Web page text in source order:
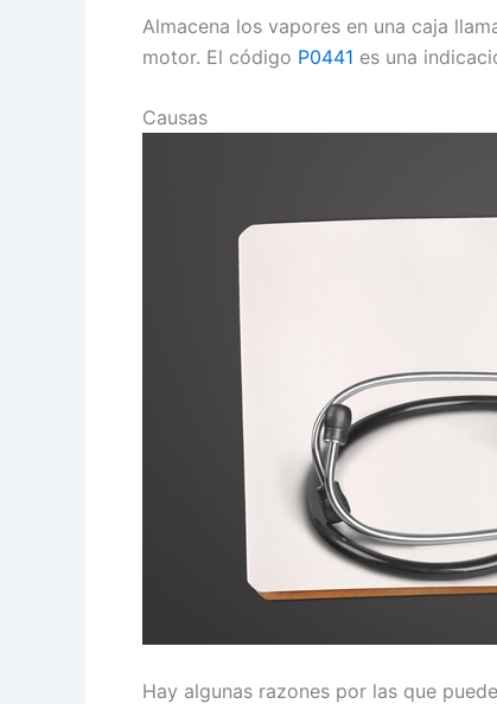
Almacena los vapores en una caja
motor. El código P0441 es una
Causas
Hay algunas razones por las que